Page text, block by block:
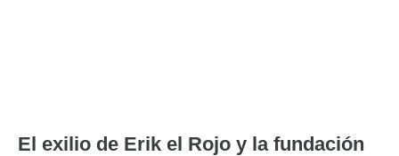
El exilio de Erik el Rojo y la fundación